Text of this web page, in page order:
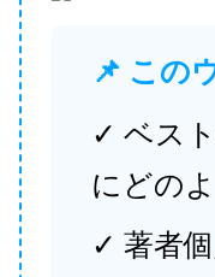
📌 この
✓ ベス
にどの
✓ 著者